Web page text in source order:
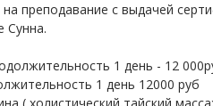
преподавание с выдачей
Сунна.
1 день - 12
1 день 12000 руб